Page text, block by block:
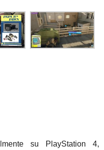
su PlayStation 4,